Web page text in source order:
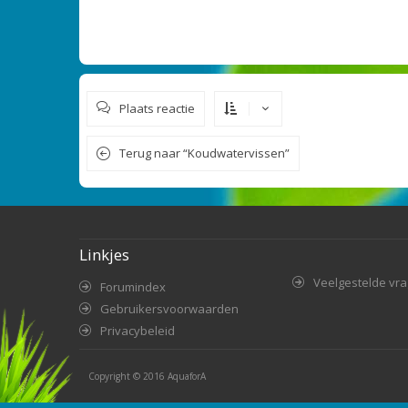
Plaats reactie
Terug naar “Koudwatervissen”
Linkjes
Forumindex
Gebruikersvoorwaarden
Privacybeleid
Veelgestelde
Copyright © 2016 AquaforA